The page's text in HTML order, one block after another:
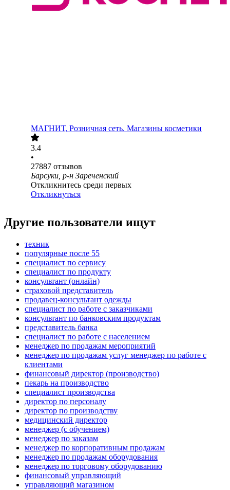
МАГНИТ, Розничная сеть. Магазины косметики
3.4
•
27887 отзывов
Барсуки, р-н Зареченский
Откликнитесь среди первых
Откликнуться
Другие пользователи ищут
техник
популярные после 55
специалист по сервису
специалист по продукту
консультант (онлайн)
страховой представитель
продавец-консультант одежды
специалист по работе с заказчиками
консультант по банковским продуктам
представитель банка
специалист по работе с населением
менеджер по продажам мероприятий
менеджер по продажам услуг менеджер по работе с
клиентами
финансовый директор (производство)
пекарь на производство
специалист производства
директор по персоналу
директор по производству
медицинский директор
менеджер (с обучением)
менеджер по заказам
менеджер по корпоративным продажам
менеджер по продажам оборудования
менеджер по торговому оборудованию
финансовый управляющий
управляющий магазином